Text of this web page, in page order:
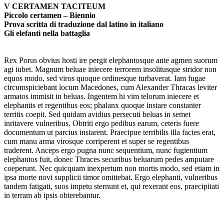
V CERTAMEN TACITEUM
Piccolo certamen – Biennio
Prova scritta di traduzione dal latino in italiano
Gli elefanti nella battaglia
Rex Porus obvius hosti ire pergit elephantosque ante agmen suorum
agi iubet. Magnum beluae iniecere terrorem insolitusque stridor non
equos modo, sed viros quoque ordinesque turbaverat. Iam fugae
circumspiciebant locum Macedones, cum Alexander Thracas leviter
armatos immisit in beluas. Ingentem hi vim telorum iniecere et
elephantis et regentibus eos; phalanx quoque instare constanter
territis coepit. Sed quidam avidius persecuti beluas in semet
inritavere vulneribus. Obtriti ergo pedibus earum, ceteris fuere
documentum ut parcius instarent. Praecipue terribilis illa facies erat,
cum manu arma virosque corriperent et super se regentibus
traderent. Anceps ergo pugna nunc sequentium, nunc fugientium
elephantos fuit, donec Thraces securibus beluarum pedes amputare
coeperunt. Nec quicquam inexpertum non mortis modo, sed etiam in
ipsa morte novi supplicii timor omittebat. Ergo elephanti, vulneribus
tandem fatigati, suos impetu sternunt et, qui rexerant eos, praecipitati
in terram ab ipsis obterebantur.